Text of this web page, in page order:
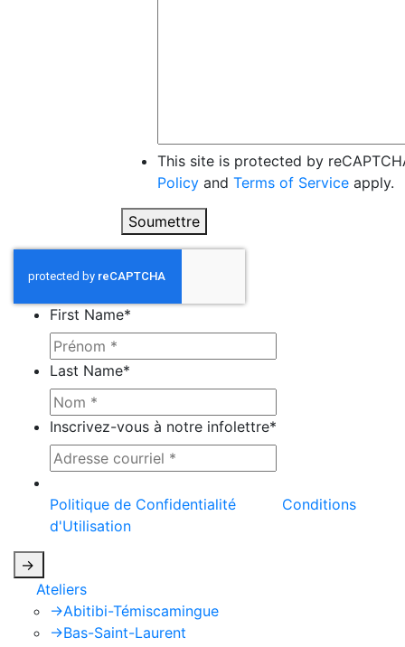
This site is protected by
Policy and Terms of Service apply.
Soumettre
First Name*
Last Name*
Inscrivez-vous à notre infolettre*
Politique de Confidentialité
Conditions
d'Utilisation
->
Ateliers
->Abitibi-Témiscamingue
->Bas-Saint-Laurent